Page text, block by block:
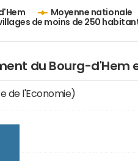
Moyenne nationale
de moins de 250
du Bourg-d'Hem
de l'Economie)